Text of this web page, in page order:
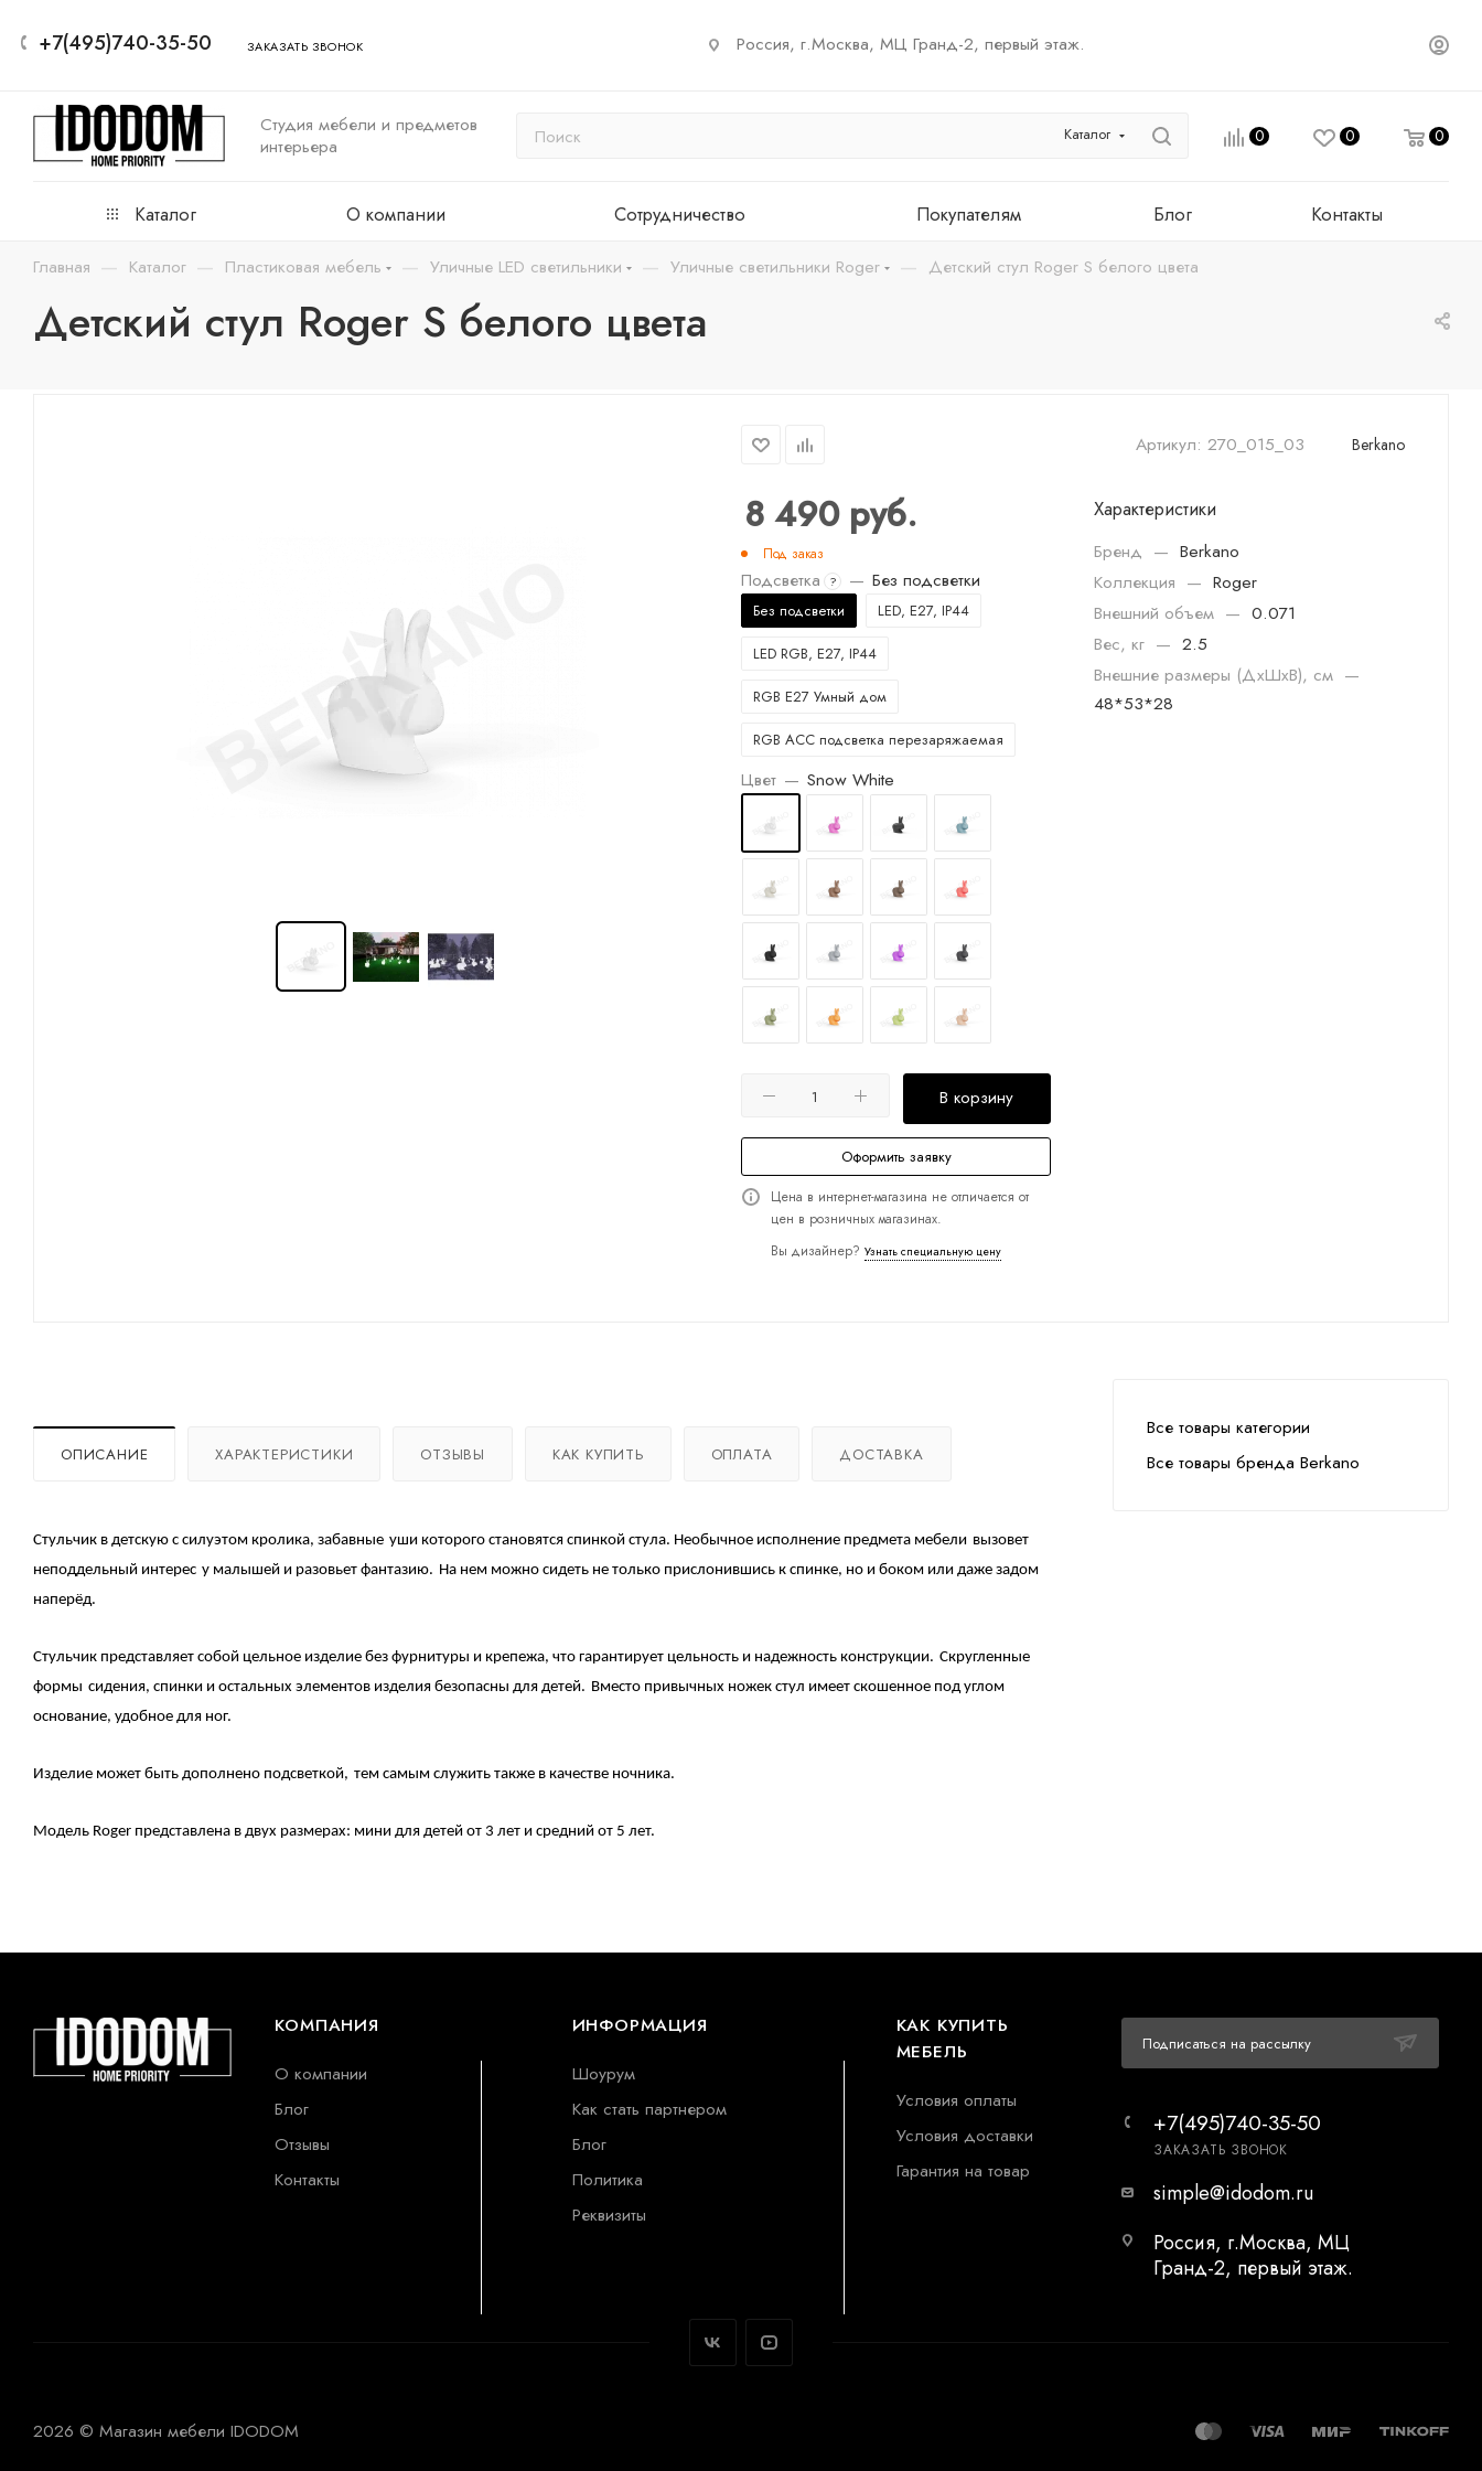
+7(495)740-35-50 ЗАКАЗАТЬ ЗВОНОК Россия, г.Москва, МЦ Гранд-2, первый этаж.
Студия мебели и предметов
интерьера
Каталог 0 0 0
Каталог О компании Сотрудничество Покупателям Блог Контакты
Главная — Каталог — Пластиковая мебель — Уличные LED светильники — Уличные светильники Roger — Детский стул Roger S белого цвета
Детский стул Roger S белого цвета
Артикул: 270_015_03 Berkano
8 490руб.
Под заказ
Подсветка ? — Без подсветки
Без подсветки LED, E27, IP44
LED RGB, E27, IP44
RGB E27 Умный дом
RGB ACC подсветка перезаряжаемая
Цвет — Snow White
В корзину
Оформить заявку
Цена в интернет-магазина не отличается от
цен в розничных магазинах.
Вы дизайнер? Узнать специальную цену
Характеристики
Бренд — Berkano
Коллекция — Roger
Внешний объем — 0.071
Вес, кг — 2.5
Внешние размеры (ДхШхВ), см —
48*53*28
ОПИСАНИЕ ХАРАКТЕРИСТИКИ ОТЗЫВЫ КАК КУПИТЬ ОПЛАТА ДОСТАВКА
Стульчик в детскую с силуэтом кролика, забавные уши которого становятся спинкой стула. Необычное исполнение предмета мебели вызовет
неподдельный интерес у малышей и разовьет фантазию. На нем можно сидеть не только прислонившись к спинке, но и боком или даже задом
наперёд.
Стульчик представляет собой цельное изделие без фурнитуры и крепежа, что гарантирует цельность и надежность конструкции. Скругленные
формы сидения, спинки и остальных элементов изделия безопасны для детей. Вместо привычных ножек стул имеет скошенное под углом
основание, удобное для ног.
Изделие может быть дополнено подсветкой, тем самым служить также в качестве ночника.
Модель Roger представлена в двух размерах: мини для детей от 3 лет и средний от 5 лет.
Все товары категории
Все товары бренда Berkano
КОМПАНИЯ
О компании
Блог
Отзывы
Контакты
ИНФОРМАЦИЯ
Шоурум
Как стать партнером
Блог
Политика
Реквизиты
КАК КУПИТЬ
МЕБЕЛЬ
Условия оплаты
Условия доставки
Гарантия на товар
Подписаться на рассылку
+7(495)740-35-50
ЗАКАЗАТЬ ЗВОНОК
simple@idodom.ru
Россия, г.Москва, МЦ
Гранд-2, первый этаж.
2026 © Магазин мебели IDODOM